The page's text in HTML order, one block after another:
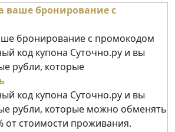
бронирование с промокодом
код купона Суточно.ру и вы
рубли, которые
код купона Суточно.ру и вы
рубли, которые можно обменять
от стоимости проживания.